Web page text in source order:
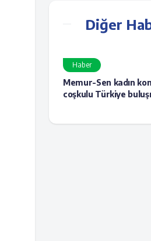
Diğer
Haber
Memur-Sen kadın
coşkulu Türkiye